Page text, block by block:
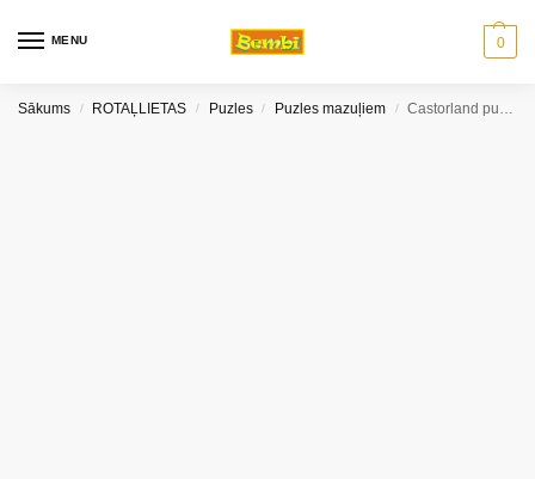
MENU 0
Sākums / ROTAĻLIETAS / Puzles / Puzles mazuļiem / Castorland puzle Zemūdens draugi 30 gb